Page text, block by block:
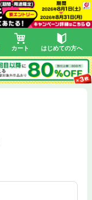
カート はじめての方へ